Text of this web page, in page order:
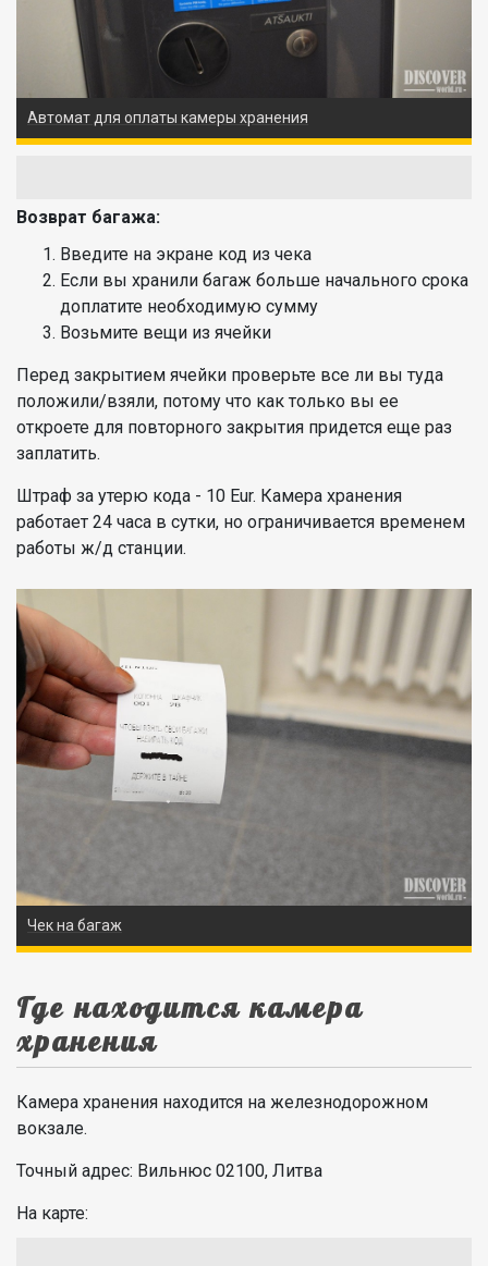
Автомат для оплаты камеры хранения
Возврат багажа:
Введите на экране код из чека
Если вы хранили багаж больше начального срока
доплатите необходимую сумму
Возьмите вещи из ячейки
Перед закрытием ячейки проверьте все ли вы туда
положили/взяли, потому что как только вы ее
откроете для повторного закрытия придется еще раз
заплатить.
Штраф за утерю кода - 10 Eur. Камера хранения
работает 24 часа в сутки, но ограничивается временем
работы ж/д станции.
Чек на багаж
Где находится камера
хранения
Камера хранения находится на железнодорожном
вокзале.
Точный адрес: Вильнюс 02100, Литва
На карте: